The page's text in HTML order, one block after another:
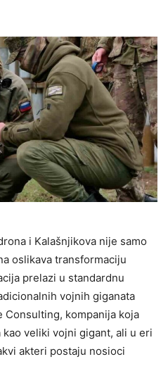
i Kalašnjikova nije samo
oslikava transformaciju
prelazi u standardnu
vojnih giganata
Consulting, kompanija koja
veliki vojni gigant, ali u eri
akteri postaju nosioci